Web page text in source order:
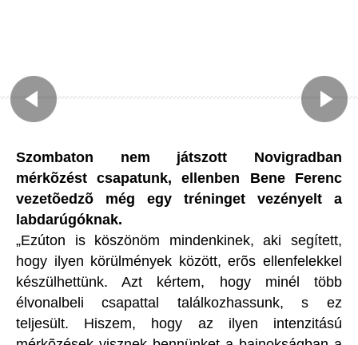
Szombaton nem játszott Novigradban
mérkõzést csapatunk, ellenben Bene Ferenc
vezetõedzõ még egy tréninget vezényelt a
labdarúgóknak.
„Ezúton is köszönöm mindenkinek, aki segített,
hogy ilyen körülmények között, erõs ellenfelekkel
készülhettünk. Azt kértem, hogy minél több
élvonalbeli csapattal találkozhassunk, s ez
teljesült. Hiszem, hogy az ilyen intenzitású